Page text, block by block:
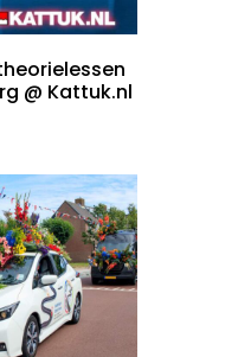
@ Kattuk.nl